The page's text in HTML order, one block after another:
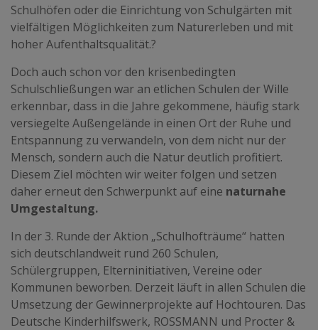
Schulhöfen oder die Einrichtung von Schulgärten mit
vielfältigen Möglichkeiten zum Naturerleben und mit
hoher Aufenthaltsqualität.?
Doch auch schon vor den krisenbedingten
Schulschließungen war an etlichen Schulen der Wille
erkennbar, dass in die Jahre gekommene, häufig stark
versiegelte Außengelände in einen Ort der Ruhe und
Entspannung zu verwandeln, von dem nicht nur der
Mensch, sondern auch die Natur deutlich profitiert.
Diesem Ziel möchten wir weiter folgen und setzen
daher erneut den Schwerpunkt auf eine naturnahe
Umgestaltung.
In der 3. Runde der Aktion „Schulhofträume“ hatten
sich deutschlandweit rund 260 Schulen,
Schülergruppen, Elterninitiativen, Vereine oder
Kommunen beworben. Derzeit läuft in allen Schulen die
Umsetzung der Gewinnerprojekte auf Hochtouren. Das
Deutsche Kinderhilfswerk, ROSSMANN und Procter &